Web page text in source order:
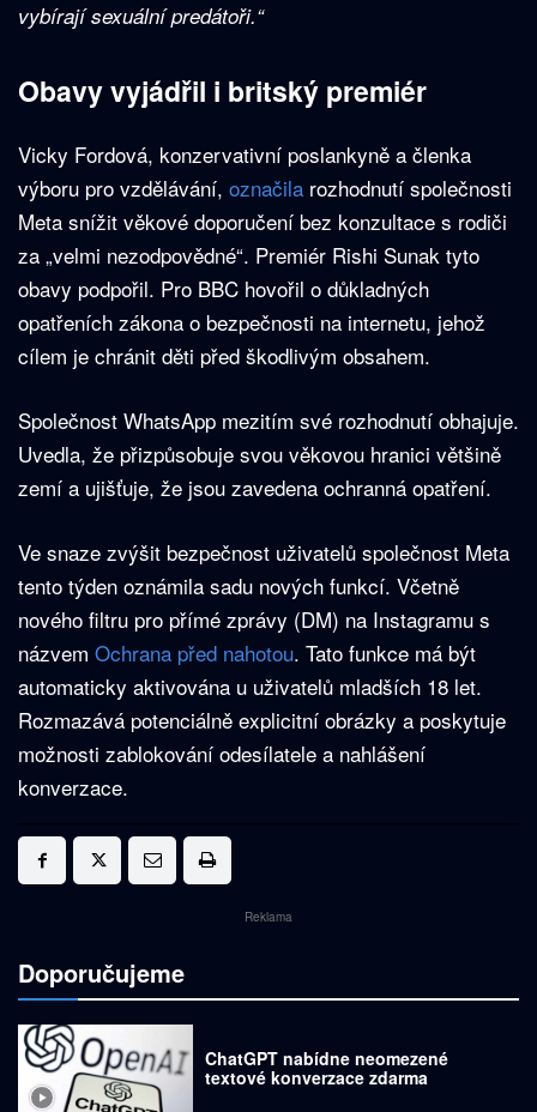
vybírají sexuální predátoři.“
Obavy vyjádřil i britský premiér
Vicky Fordová, konzervativní poslankyně a členka
výboru pro vzdělávání, označila rozhodnutí společnosti
Meta snížit věkové doporučení bez konzultace s rodiči
za „velmi nezodpovědné“. Premiér Rishi Sunak tyto
obavy podpořil. Pro BBC hovořil o důkladných
opatřeních zákona o bezpečnosti na internetu, jehož
cílem je chránit děti před škodlivým obsahem.
Společnost WhatsApp mezitím své rozhodnutí obhajuje.
Uvedla, že přizpůsobuje svou věkovou hranici většině
zemí a ujišťuje, že jsou zavedena ochranná opatření.
Ve snaze zvýšit bezpečnost uživatelů společnost Meta
tento týden oznámila sadu nových funkcí. Včetně
nového filtru pro přímé zprávy (DM) na Instagramu s
názvem Ochrana před nahotou. Tato funkce má být
automaticky aktivována u uživatelů mladších 18 let.
Rozmazává potenciálně explicitní obrázky a poskytuje
možnosti zablokování odesílatele a nahlášení
konverzace.
Reklama
Doporučujeme
ChatGPT nabídne neomezené
textové konverzace zdarma